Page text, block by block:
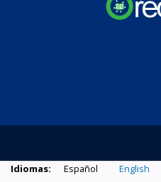
Idiomas: Español English